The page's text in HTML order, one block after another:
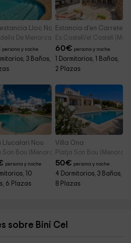
Lloc Nou
De Menorca (Menorca)
persona y noche
3 Baños,
Estancia d'en Carretero
Es Castell/el Castell
60€ persona y noche
1 Dormitorios, 1 Baños,
2 Plazas
Llucalari Nou
Son Bou (Menorca)
persona y noche
10
6 Plazas
Villa Ona
Platja Son Bou (Menorca)
50€ persona y noche
4 Dormitorios, 3 Baños,
8 Plazas
sobre Bini Cel